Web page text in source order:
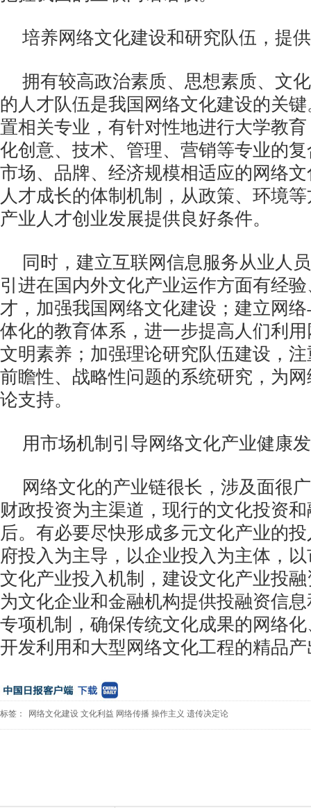
培养网络文化建设和研究队伍，提
拥有较高政治素质、思想素质、文
的人才队伍是我国网络文化建设的关
置相关专业，有针对性地进行大学教
化创意、技术、管理、营销等专业的
市场、品牌、经济规模相适应的网络
人才成长的体制机制，从政策、环境
产业人才创业发展提供良好条件。
同时，建立互联网信息服务从业人
引进在国内外文化产业运作方面有经
才，加强我国网络文化建设；建立网
体化的教育体系，进一步提高人们利
文明素养；加强理论研究队伍建设，
前瞻性、战略性问题的系统研究，为
论支持。
用市场机制引导网络文化产业健康
网络文化的产业链很长，涉及面很
财政投资为主渠道，现行的文化投资
后。有必要尽快形成多元文化产业的
府投入为主导，以企业投入为主体，
文化产业投入机制，建设文化产业投
为文化企业和金融机构提供投融资信
专项机制，确保传统文化成果的网络
开发利用和大型网络文化工程的精品
标签： 网络文化建设 文化利益 网络传播 操作主义 遗传决定论